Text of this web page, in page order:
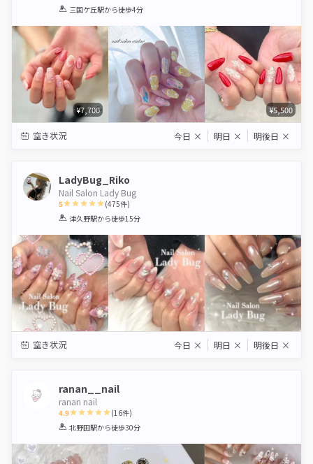
1 2 3 4 5
三国ケ丘駅から徒歩4分
¥7,700 ¥5,500
空き状況 今日 × 明日 × 明後日 ×
LadyBug_Riko
Nail Salon Lady Bug
5
1 2 3 4 5
(475件)
津久野駅から徒歩15分
空き状況 今日 × 明日 × 明後日 ×
ranan__nail
ranan nail
4.9
1 2 3 4 5
(16件)
北野田駅から徒歩30分